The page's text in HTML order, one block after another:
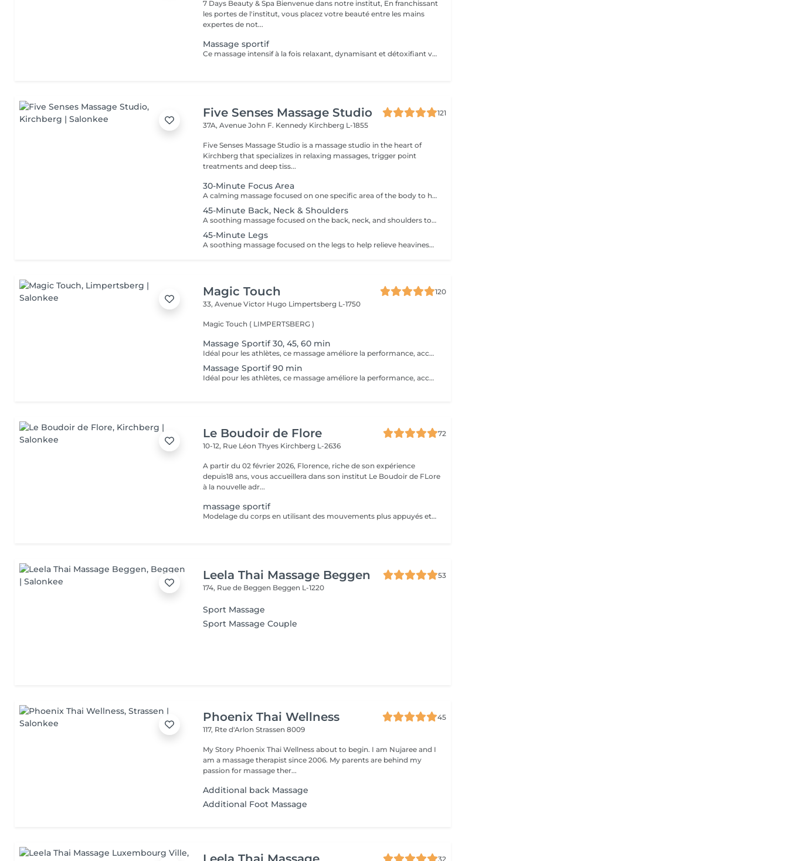
7 Days Beauty & Spa Bienvenue dans notre institut, En franchissant
les portes de l'institut, vous placez votre beauté entre les mains
expertes de not...
Massage sportif
Ce massage intensif à la fois relaxant, dynamisant et détoxifiant vise la circulation, les muscles mais aussi les tendons. Il est idéal pour la récupération musculaire et psychique. Rituel beauté quotidien, moment rien qu'à soi, instant privilégié cocooning du week-end. Les moments pour prendre soin de soi sont rares et pourtant si importants. Votre peau a besoin d'hydratation, votre corps a besoin d'être chouchouté à bien des égards. Trop souvent mis de côté, les massages professionnels du corps sont pourtant indispensables à votre bien-être et permettent de concentrer le massage aux endroits désirés.
Five Senses Massage Studio
121
37A, Avenue John F. Kennedy Kirchberg L-1855
Five Senses Massage Studio is a massage studio in the heart of
Kirchberg that specializes in relaxing massages, trigger point
treatments and deep tiss...
30-Minute Focus Area
A calming massage focused on one specific area of the body to help reduce tension, promote relaxation, and relieve daily stress. Using smooth flowing techniques and oil, the treatment can target areas such as the back, neck, shoulders, legs, or arms according to your needs and preferences.
45-Minute Back, Neck & Shoulders
A soothing massage focused on the back, neck, and shoulders to help release built-up tension, reduce stress, and promote deep relaxation. Using smooth flowing techniques and oil, this treatment helps calm the body and mind while easing muscular tightness caused by daily stress, posture, or fatigue.
45-Minute Legs
A soothing massage focused on the legs to help relieve heaviness, fatigue, and everyday tension. Using smooth relaxing techniques and oil, this treatment promotes circulation, relaxation, and an overall feeling of lightness and wellbeing. Ideal for tired or overworked legs.
Magic Touch
120
33, Avenue Victor Hugo Limpertsberg L-1750
Magic Touch ( LIMPERTSBERG )
Massage Sportif 30, 45, 60 min
Idéal pour les athlètes, ce massage améliore la performance, accélère la récupération et réduit les douleurs musculaires après l'effort.
Massage Sportif 90 min
Idéal pour les athlètes, ce massage améliore la performance, accélère la récupération et réduit les douleurs musculaires après l'effort.
Le Boudoir de Flore
72
10-12, Rue Léon Thyes Kirchberg L-2636
A partir du 02 février 2026, Florence, riche de son expérience
depuis18 ans, vous accueillera dans son institut Le Boudoir de FLore
à la nouvelle adr...
massage sportif
Modelage du corps en utilisant des mouvements plus appuyés et associé à la technique de la madérothérapie.
Leela Thai Massage Beggen
53
174, Rue de Beggen Beggen L-1220
Sport Massage
Sport Massage Couple
Phoenix Thai Wellness
45
117, Rte d'ArlonStrassen 8009
My Story Phoenix Thai Wellness about to begin. I am Nujaree and I
am a massage therapist since 2006. My parents are behind my
passion for massage ther...
Additional back Massage
Additional Foot Massage
32